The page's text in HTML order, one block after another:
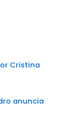
Cristina
anuncia